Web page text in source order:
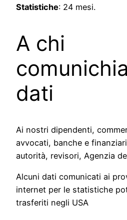
Statistiche: 24 mesi.
A chi
dati
Ai nostri dipendenti,
avvocati, banche e
autorità, revisori, Agenzia
Alcuni dati comunicati ai
internet per le statistiche
trasferiti negli USA